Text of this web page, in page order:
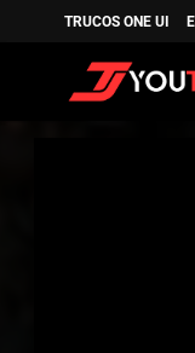
TRUCOS ONE UI